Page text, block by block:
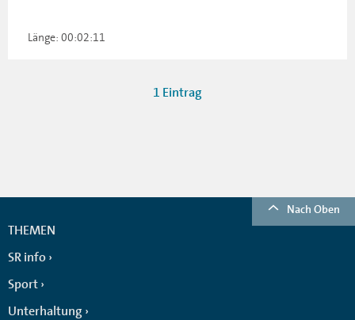
Länge: 00:02:11
1 Eintrag
Nach Oben
THEMEN
SR info
Sport
Unterhaltung